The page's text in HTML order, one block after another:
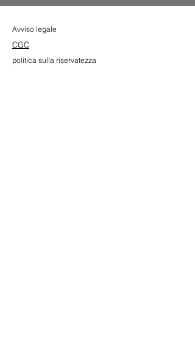
Avviso legale
CGC
politica sulla riservatezza